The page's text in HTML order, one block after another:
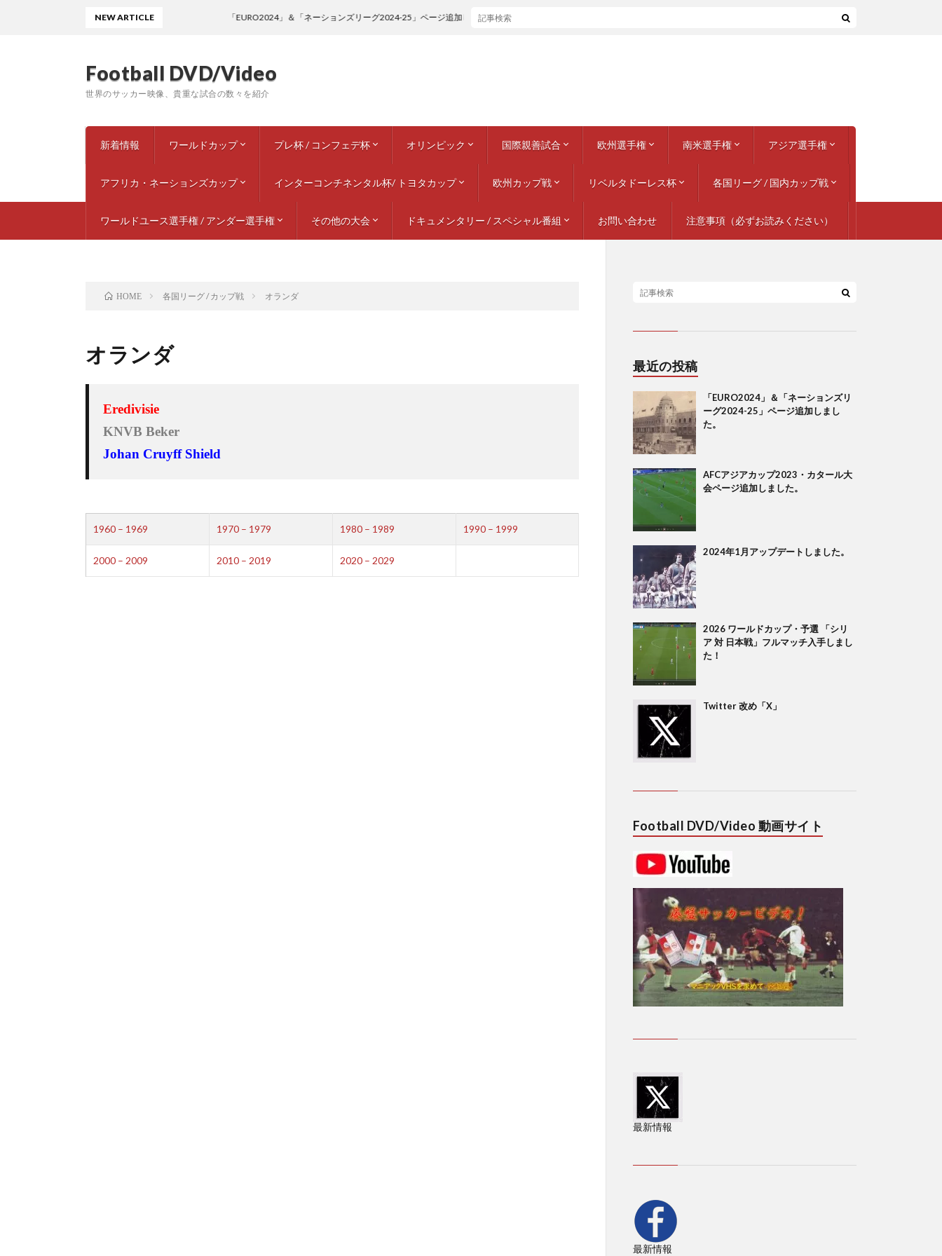
Football DVD/Video
世界のサッカー映像、貴重な試合の数々を紹介
新着情報 ワールドカップ
1950 ブラジル
1954 スイス
1958 スウェーデン
1962 チリ
1966 イングランド
1970 メキシコ
1974 西ドイツ
1978 アルゼンチン
1982 スペイン
1986 メキシコ
1990 イタリア
1994 アメリカ
1998 フランス
2002 韓国 / 日本
2006 ドイツ
2010 南アフリカ
2014 ブラジル
2018 ロシア
2022 カタール
2026 北中米大会
ドキュメンタリー / スペシャル番組
プレ杯 / コンフェデ杯
1972 インディペンデンスカップ
1980 ムンディアリート
1985 アステカ2000トーナメント
1985 インターコンチネンタル・カップ (☾)
1992 キング・ファハド・カップ
1993 インターコンチネンタル・カップ (☾)
1995 キング・ファハド・カップ
1997 (1988) トゥルノワ・ド・フランス
1997 コンフェデレーションズカップ / サウジアラビア
1999 コンフェデレーションズカップ / メキシコ
2001 コンフェデレーションズカップ / 韓国・日本
2003 コンフェデレーションズカップ / フランス
2005 コンフェデレーションズカップ / ドイツ
2009 コンフェデレーションズカップ / 南アフリカ
2013 コンフェデレーションズカップ / ブラジル
2017 コンフェデレーションズカップ / ロシア
2022 インターコンチネンタル・カップ (☾)
オリンピック
1928 アムステルダム
1960 ローマ
1964 東京
1968 メキシコシティー
1972 ミュンヘン
1976 モントリオール
1980 モスクワ
1984 ロサンゼルス
1988 ソウル
1992 バルセロナ
1996 アトランタ
2000 シドニー
2004 アテネ
2008 北京
2012 ロンドン
2016 リオデジャネイロ
2020 東京
2024 パリ
国際親善試合
1930 – 1939
1940 – 1949
1950 – 1959
1960 – 1969
1970 – 1979
1980 – 1989
1990 – 1999
2000 – 2009
2010 – 2019
2020 – 2029
欧州選手権
1960 フランス
1964 スペイン
1968 イタリア
1972 ベルギー
1976 ユーゴスラビア
1980 イタリア
1984 フランス
1988 西ドイツ
1992 スウェーデン
1996 イングランド
2000 ベルギー / オランダ
2004 ポルトガル
2008 スイス / オーストリア
2012 ポーランド / ウクライナ
2016 フランス
ネーションズリーグ 2018-19
EURO2020 11都市開催
ネーションズリーグ 2020-21
ネーションズリーグ 2022-23
EURO2024 ドイツ
UEFAネーションズリーグ 2024-25
南米選手権
1957 ペルー
1959 アルゼンチン
1975 第30回
1979 第31回
1983 第32回
1987 アルゼンチン
1989 ブラジル
1991 チリ
1993 エクアドル
1995 ウルグアイ
1997 ボリビア
1999 パラグアイ
2001 コロンビア
2004 ペルー
2007 ベネズエラ
2011 アルゼンチン
2015 チリ
2016 センテナリオ / アメリカ
2019 ブラジル
2021 ブラジル
2024 アメリカ
アジア選手権
AFCアジア・カップ
アジア競技大会 (サッカー競技)
ダイナスティ・カップ
東アジア選手権 / EAFF
AFC U-23選手権
AFC U-19選手権
アフリカ・ネーションズカップ
1988 モロッコ
2010 アンゴラ
インターコンチネンタル杯/ トヨタカップ
1960 – 1969
1970 – 1979
1980 – 1989
1990 – 1999
2000 – 2009
2010 – 2019
2020 – 2029
欧州カップ戦
チャンピオンズカップ / チャンピオンズリーグ
カップウィナーズカップ
UEFAカップ / ヨーロッパリーグ
スーパーカップ
リベルタドーレス杯
1960 – 1969
1970 – 1979
1980 – 1989
1990 – 1999
2000 – 2009
2010 – 2019
2020 – 2029
各国リーグ / 国内カップ戦
イタリア
イングランド
オランダ
スコットランド
スペイン
ドイツ
フランス
アルゼンチン
ブラジル
北米 / アメリカ
日本、その他の国
ワールドユース選手権 / アンダー選手権 その他の大会 ドキュメンタリー / スペシャル番組 お問い合わせ 注意事項（必ずお読みください）
NEW ARTICLE 「EURO2024」＆「ネーションズリーグ2024-25」ページ追加しました。
HOME 各国リーグ / カップ戦 オランダ
オランダ
Eredivisie
KNVB Beker
Johan Cruyff Shield
1960 – 1969 1970 – 1979 1980 – 1989 1990 – 1999
2000 – 2009 2010 – 2019 2020 – 2029
最近の投稿
「EURO2024」＆「ネーションズリ
ーグ2024-25」ページ追加しまし
た。
AFCアジアカップ2023・カタール大
会ページ追加しました。
2024年1月アップデートしました。
2026 ワールドカップ・予選 「シリ
ア 対 日本戦」フルマッチ入手しまし
た！
Twitter 改め「X」
Football DVD/Video 動画サイト
最新情報
最新情報